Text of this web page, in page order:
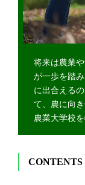
将来は農業
が一歩を踏
に出合える
て、農に向
農業大学校を
CONTENTS